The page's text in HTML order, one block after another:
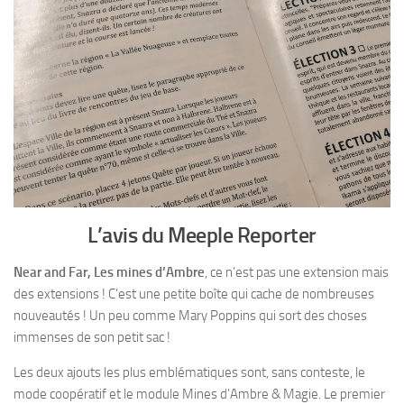
L’avis du Meeple Reporter
Near and Far, Les mines d’Ambre, ce n’est pas une extension mais
des extensions ! C’est une petite boîte qui cache de nombreuses
nouveautés ! Un peu comme Mary Poppins qui sort des choses
immenses de son petit sac !
Les deux ajouts les plus emblématiques sont, sans conteste, le
mode coopératif et le module Mines d’Ambre & Magie. Le premier